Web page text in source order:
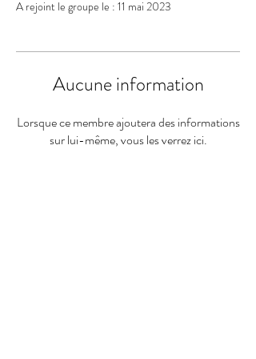
A rejoint le groupe le : 11 mai 2023
Aucune information
Lorsque ce membre ajoutera des informations
sur lui-même, vous les verrez ici.